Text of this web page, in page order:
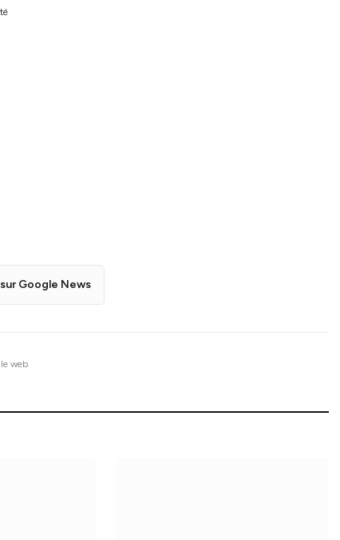
Google News
web